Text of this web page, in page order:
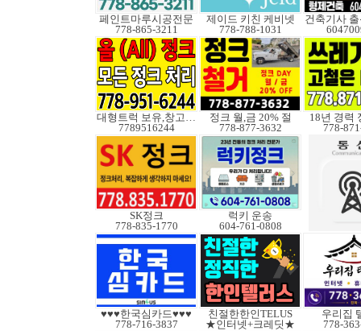
페인트마루시공전문
778-865-3211
제이드 키친 케비넷
778-788-1031
건축기사
대형트럭 보유,창고보관
7789516244
정크 월,금 20% 절
778-877-3632
18년 경력
778-
SK정크
778-835-1770
럭키 운송
604-761-0808
♥♥♥한국심카드♥♥♥
778-716-3837
친절한한인TELUS
★인터넷+크레딧★
우리집
778-